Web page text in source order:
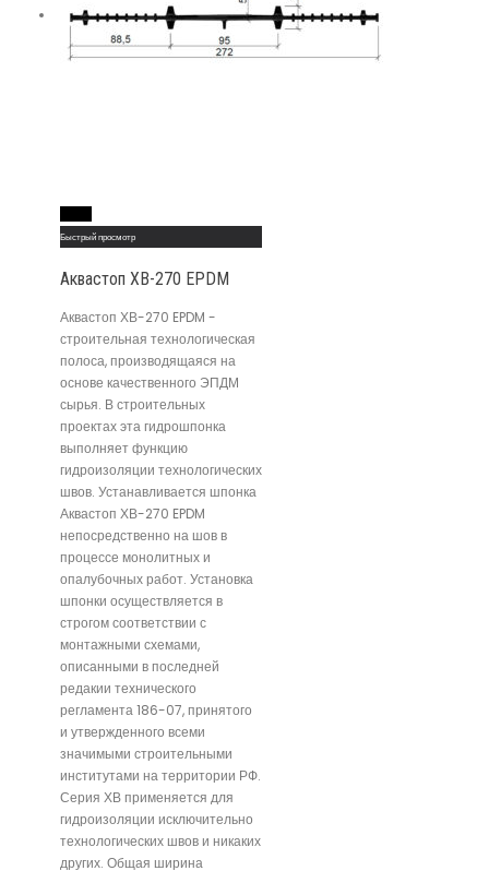
Быстрый просмотр
Аквастоп ХВ-270 EPDM
Аквастоп ХВ-270 EPDM -
строительная технологическая
полоса, производящаяся на
основе качественного ЭПДМ
сырья. В строительных
проектах эта гидрошпонка
выполняет функцию
гидроизоляции технологических
швов. Устанавливается шпонка
Аквастоп ХВ-270 EPDM
непосредственно на шов в
процессе монолитных и
опалубочных работ. Установка
шпонки осуществляется в
строгом соответствии с
монтажными схемами,
описанными в последней
редакии технического
регламента 186-07, принятого
и утвержденного всеми
значимыми строительными
институтами на территории РФ.
Серия ХВ применяется для
гидроизоляции исключительно
технологических швов и никаких
других. Общая ширина